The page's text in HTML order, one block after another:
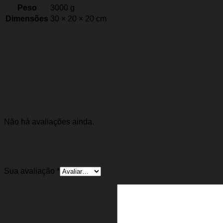
Peso
3000 g
Dimensões 30 × 20 × 20 cm
Não há avaliações ainda.
Sua avaliação *